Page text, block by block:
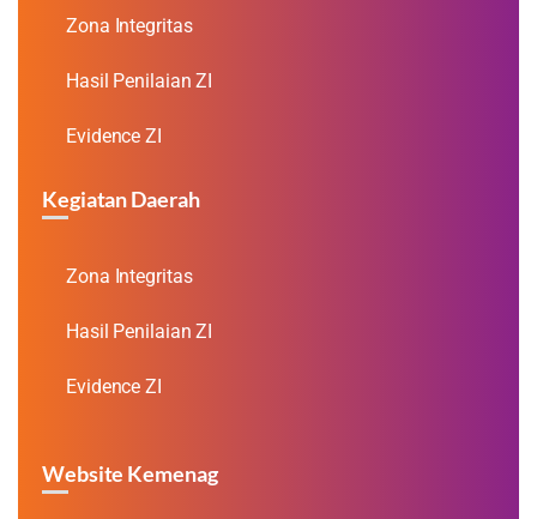
Zona Integritas
Hasil Penilaian ZI
Evidence ZI
Kegiatan Daerah
Zona Integritas
Hasil Penilaian ZI
Evidence ZI
Website Kemenag